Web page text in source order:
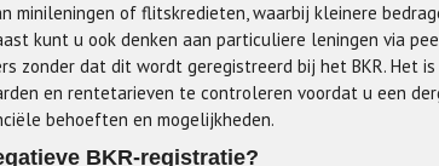
minileningen of flitskredieten, waarbij kleinere
kunt u ook denken aan particuliere leningen via
zonder dat dit wordt geregistreerd bij het BKR. Het
en rentetarieven te controleren voordat u een
behoeften en mogelijkheden.
BKR-registratie?